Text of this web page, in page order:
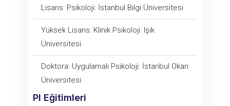
Lisans: Psikoloji: İstanbul Bilgi Üniversitesi
Yüksek Lisans: Klinik Psikoloji: Işık
Üniversitesi
Doktora: Uygulamalı Psikoloji: İstanbul Okan
Üniversitesi
PI Eğitimleri